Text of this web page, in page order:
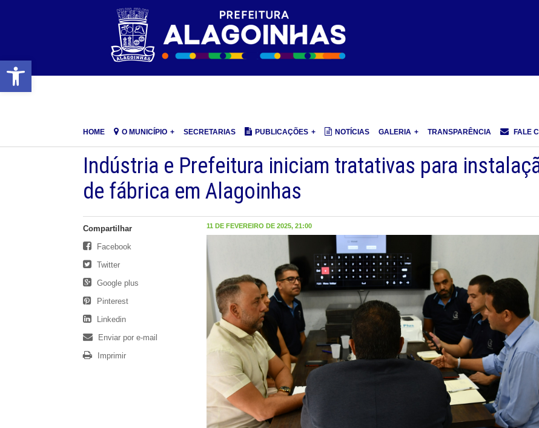
Barra de Ferramentas Aberta
HOME O MUNICÍPIO SECRETARIAS PUBLICAÇÕES NOTÍCIAS GALERIA TRANSPARÊNCIA FALE
Indústria e Prefeitura iniciam tratativas para
de fábrica em Alagoinhas
11 DE FEVEREIRO DE 2025, 21:00
Compartilhar
Facebook
Twitter
Google plus
Pinterest
Linkedin
Enviar por e-mail
Imprimir